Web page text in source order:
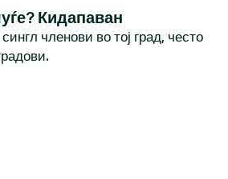
Кидапаван
членови во тој град, често